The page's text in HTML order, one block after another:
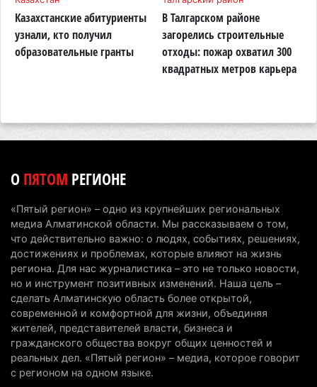
Проезд по БАКАД резко подорожал: в
Алматинской области начали действовать новые
тарифы
225
первоклассников начнут учить искусственному
6 августа 2026 г. 10:47
Казахстанцы назвали доход, при котором не
считают себя бедными
6 августа 2026 г. 09:52 165
Пожар в Аксайском ущелье под Алматы
полностью ликвидирован спустя три дня
6 августа 2026 г. 08:51 240
Казахстанские абитуриенты
узнали, кто получил
образовательные гранты
В Талгарском районе
загорелись строительные
отходы: пожар охватил 300
квадратных метров карьера
ОПЯТОМ РЕГИОНЕ
«Пятый регион» – одно из крупнейших региональных
медиа Алматинской области. Мы рассказываем о том,
что действительно важно: о людях, событиях, решениях,
достижениях и проблемах, которые влияют на жизнь
региона. Для нас журналистика – это не только новости,
но и инструмент позитивных изменений. Наша цель –
сделать Алматинскую область более открытой,
современной и комфортной для жизни, объединяя
жителей, представителей власти, бизнеса и
гражданского общества вокруг общих ценностей и
реальных дел. «Пятый регион» – медиа, которое говорит
с регионом на одном языке.